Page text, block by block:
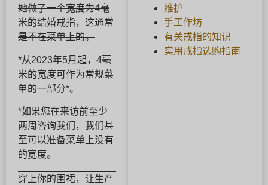
她做了一个宽度为4毫
米的结婚戒指，这通常
是不在菜单上的。
*从2023年5月起，4毫
米的宽度可作为常规菜
单的一部分*。
*如果您在来访前至少
两周咨询我们，我们甚
至可以准备菜单上没有
的宽度。
穿上你的围裙，让生产
维护
手工作坊
有关戒指的知识
实用戒指选购指南